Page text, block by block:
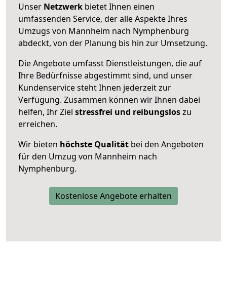
Unser Netzwerk bietet Ihnen einen
umfassenden Service, der alle Aspekte Ihres
Umzugs von Mannheim nach Nymphenburg
abdeckt, von der Planung bis hin zur Umsetzung.
Die Angebote umfasst Dienstleistungen, die auf
Ihre Bedürfnisse abgestimmt sind, und unser
Kundenservice steht Ihnen jederzeit zur
Verfügung. Zusammen können wir Ihnen dabei
helfen, Ihr Ziel stressfrei und reibungsloszu
erreichen.
Wir bieten höchste Qualität bei den Angeboten
für den Umzug von Mannheim nach
Nymphenburg.
Kostenlose Angebote erhalten